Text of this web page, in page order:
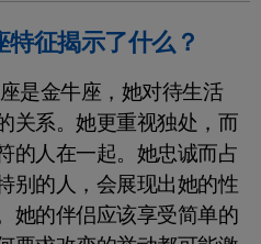
特征揭示了什么？
是金牛座，她对待生活
关系。她更重视独处，而
的人在一起。她忠诚而占
别的人，会展现出她的性
她的伴侣应该享受简单的